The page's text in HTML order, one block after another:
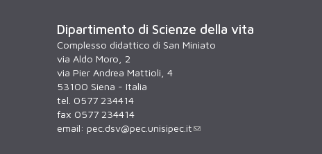
Dipartimento di Scienze della vita
Complesso didattico di San Miniato
via Aldo Moro, 2
via Pier Andrea Mattioli, 4
53100 Siena - Italia
tel. 0577 234414
fax 0577 234414
email: pec.dsv@pec.unisipec.it